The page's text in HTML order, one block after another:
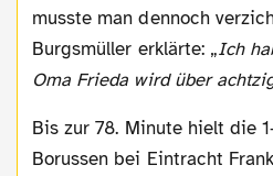
musste man dennoch
Burgsmüller erklärte: „Ich
Oma Frieda wird über
Bis zur 78. Minute hielt die 1-0-Führung der
Borussen bei Eintracht